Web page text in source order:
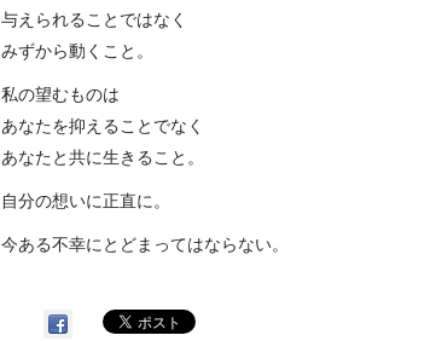
与えられることではなく
みずから動くこと。
私の望むものは
あなたを抑えることでなく
あなたと共に生きること。
自分の想いに正直に。
今ある不幸にとどまってはならない。